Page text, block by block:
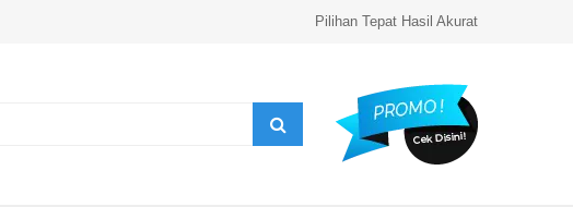
Pilihan Tepat Hasil Akurat